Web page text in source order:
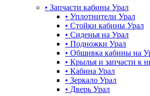
• Запчасти кабины Урал
• Уплотнители Урал
• Стойки кабины Урал
• Сиденья на Урал
• Подножки Урал
• Обшивка кабины на
• Крылья и запчасти к
• Кабина Урал
• Зеркало Урал
• Дверь Урал